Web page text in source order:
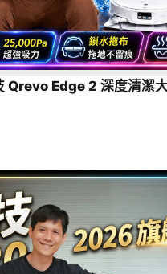
Qrevo Edge 2 深度清潔